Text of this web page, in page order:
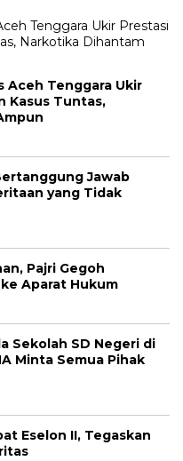
Aceh Tenggara Ukir
Kasus Tuntas,
Jawab
yang Tidak
Pajri Gegoh
Aparat Hukum
Sekolah SD Negeri di
Minta Semua Pihak
Eselon II, Tegaskan